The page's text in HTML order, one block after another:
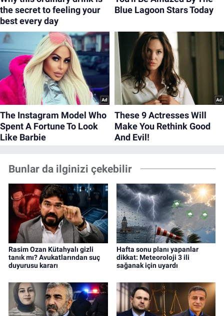
Bunlar da ilginizi çekebilir
Rasim Ozan Kütahyalı gizli
tanık mı? Avukatlarından suç
duyurusu kararı
Hafta sonu planı yapanlar
dikkat: Meteoroloji 3 ili
sağanak için uyardı